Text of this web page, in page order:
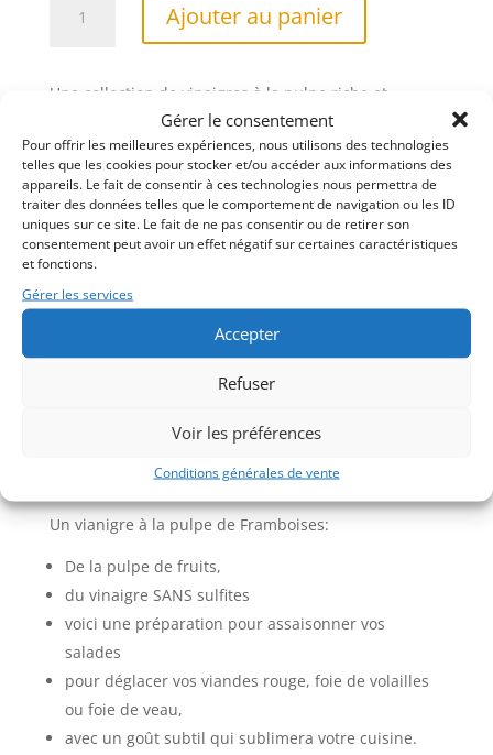
Gérer le consentement
Pour offrir les meilleures expériences, nous utilisons des technologies
telles que les cookies pour stocker et/ou accéder aux informations des
appareils. Le fait de consentir à ces technologies nous permettra de
traiter des données telles que le comportement de navigation ou les ID
uniques sur ce site. Le fait de ne pas consentir ou de retirer son
consentement peut avoir un effet négatif sur certaines caractéristiques
et fonctions.
Gérer les services
Accepter
Refuser
Voir les préférences
Conditions générales de vente
25CL
Ajouter au panier
t
a
t
i
v
e
Une collection de vinaigres à la pulpe riche et
généreuse, mariant l’intensité du vinaigre à la
douceur naturelle des fruits, pour sublimer toutes
vos recettes d’une touche fruitée, fraîche et
délicatement subtile.
Poids
320 g
Un vianigre à la pulpe de Framboises:
De la pulpe de fruits,
du vinaigre SANS sulfites
voici une préparation pour assaisonner vos
salades
pour déglacer vos viandes rouge, foie de volailles
ou foie de veau,
avec un goût subtil qui sublimera votre cuisine.